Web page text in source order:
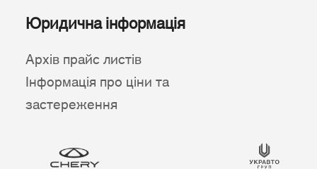
Юридична інформація
Архів прайс листів
Інформація про ціни та
застереження